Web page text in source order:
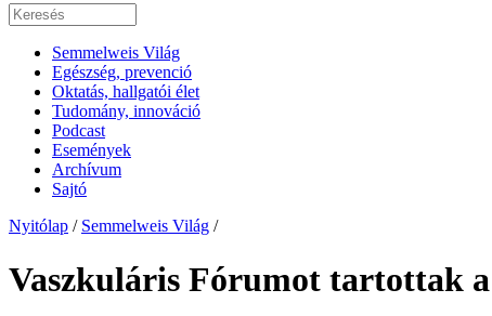
Semmelweis Világ
Egészség, prevenció
Oktatás, hallgatói élet
Tudomány, innováció
Podcast
Események
Archívum
Sajtó
Nyitólap / Semmelweis Világ /
Vaszkuláris Fórumot tartottak